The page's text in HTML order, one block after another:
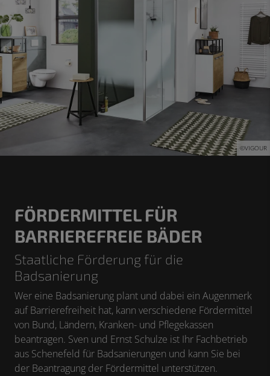
©VIGOUR
FÖRDERMITTEL FÜR
BARRIEREFREIE BÄDER
Staatliche Förderung für die
Badsanierung
Wer eine Badsanierung plant und dabei ein Augenmerk
auf Barrierefreiheit hat, kann verschiedene Fördermittel
von Bund, Ländern, Kranken- und Pflegekassen
beantragen. Sven und Ernst Schulze ist Ihr Fachbetrieb
aus Schenefeld für Badsanierungen und kann Sie bei
der Beantragung der Fördermittel unterstützen.